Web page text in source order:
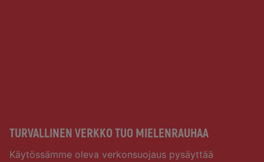
TURVALLINEN VERKKO TUO MIELENRAUHAA
Käytössämme oleva verkonsuojaus pysäyttää